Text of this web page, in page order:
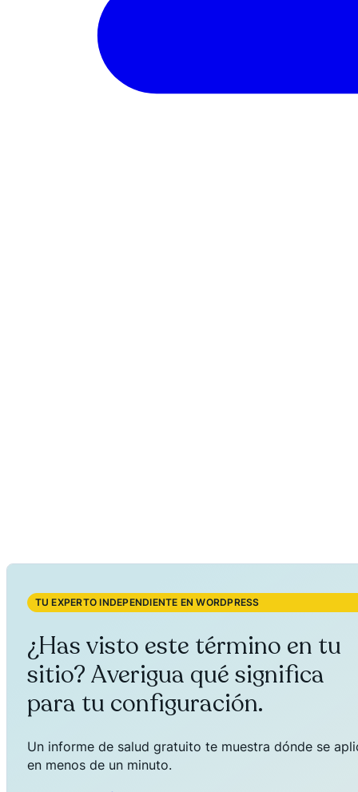
TU EXPERTO INDEPENDIENTE EN WORDPRESS
¿Has visto este término en tu
sitio? Averigua qué significa
para tu configuración.
Un informe de salud gratuito te muestra dónde se
en menos de un minuto.